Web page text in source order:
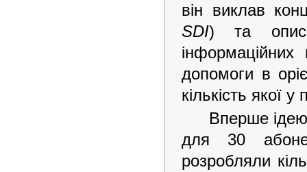
він виклав
SDI) та
допомоги в
кількість якої
Вперше
для 30
розробляли